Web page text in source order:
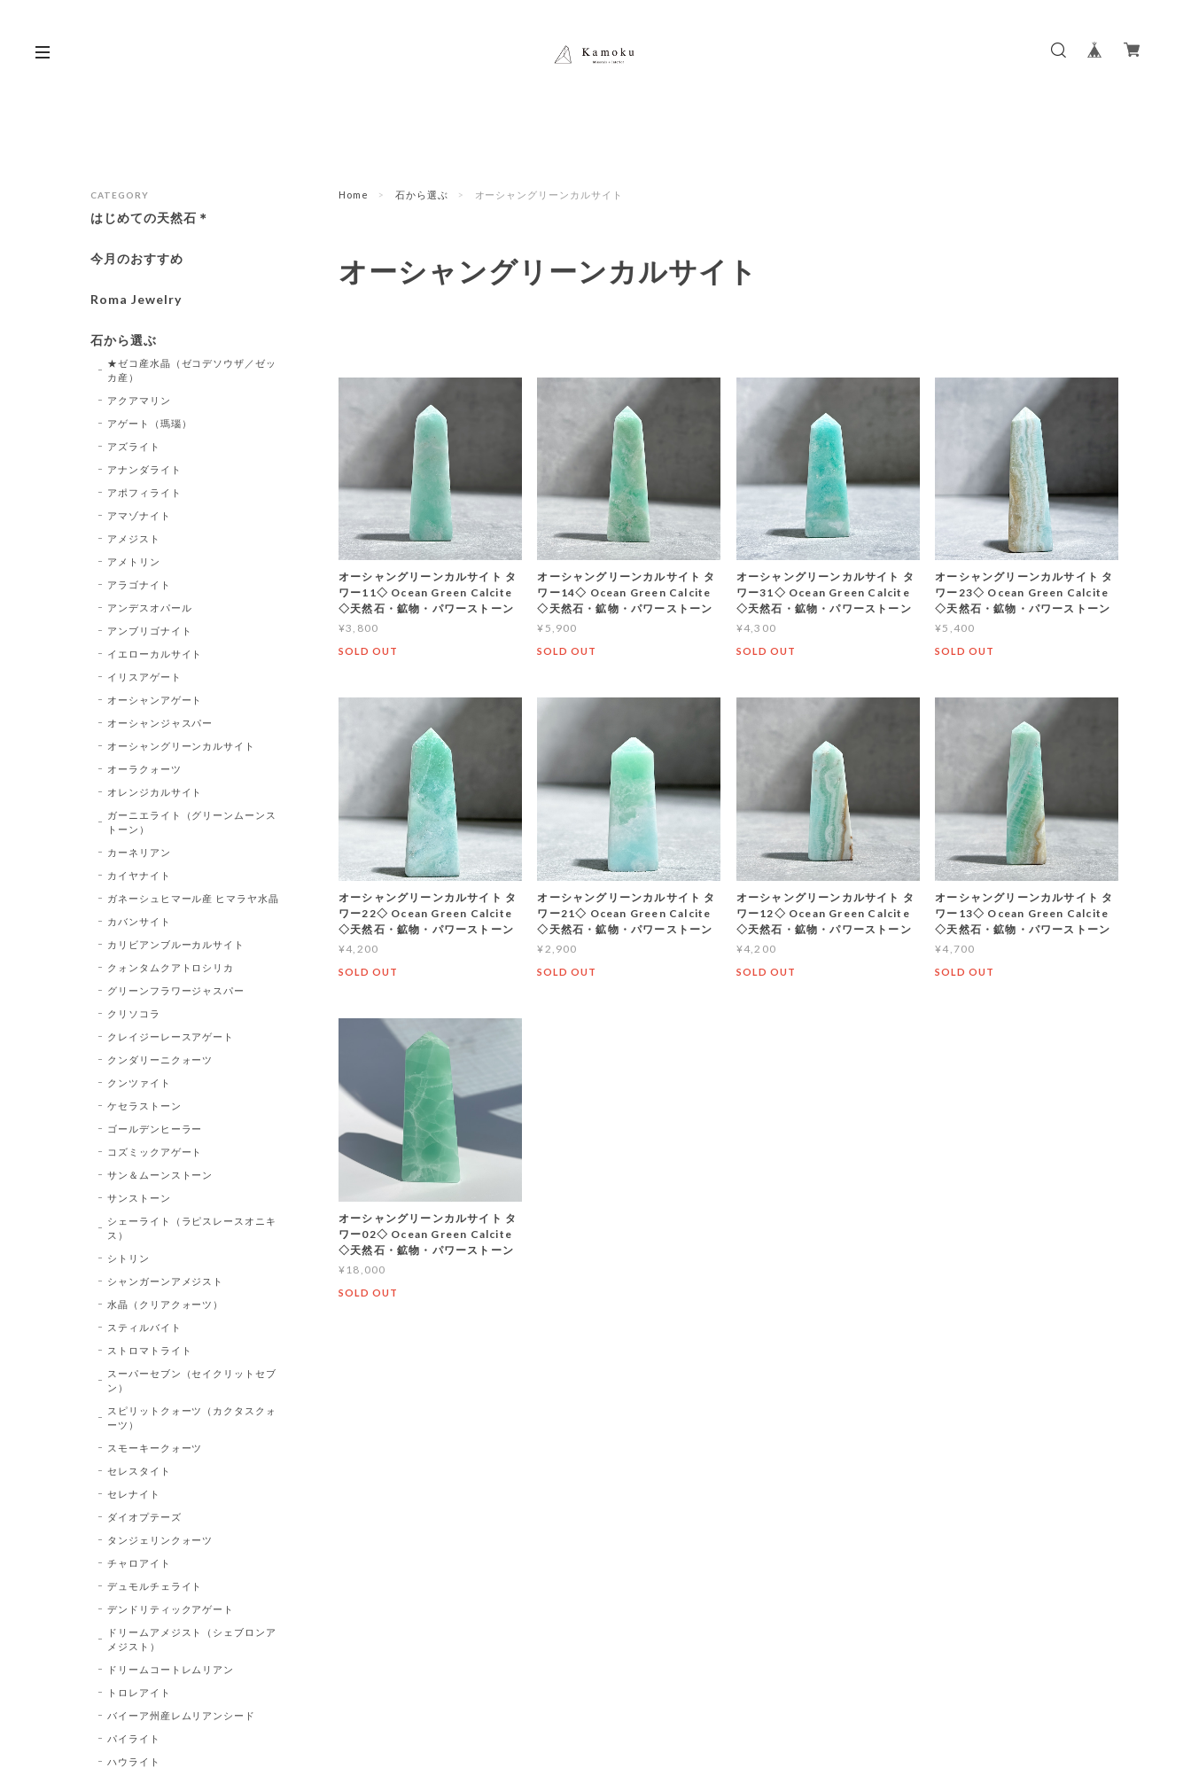
Home 石から選ぶ オーシャングリーンカルサイト
オーシャングリーンカルサイト
オーシャングリーンカルサイト タ
ワー11◇ Ocean Green Calcite
◇天然石・鉱物・パワーストーン
¥3,800
SOLD OUT
オーシャングリーンカルサイト タ
ワー14◇ Ocean Green Calcite
◇天然石・鉱物・パワーストーン
¥5,900
SOLD OUT
オーシャングリーンカルサイト タ
ワー31◇ Ocean Green Calcite
◇天然石・鉱物・パワーストーン
¥4,300
SOLD OUT
オーシャングリーンカルサイト タ
ワー23◇ Ocean Green Calcite
◇天然石・鉱物・パワーストーン
¥5,400
SOLD OUT
オーシャングリーンカルサイト タ
ワー22◇ Ocean Green Calcite
◇天然石・鉱物・パワーストーン
¥4,200
SOLD OUT
オーシャングリーンカルサイト タ
ワー21◇ Ocean Green Calcite
◇天然石・鉱物・パワーストーン
¥2,900
SOLD OUT
オーシャングリーンカルサイト タ
ワー12◇ Ocean Green Calcite
◇天然石・鉱物・パワーストーン
¥4,200
SOLD OUT
オーシャングリーンカルサイト タ
ワー13◇ Ocean Green Calcite
◇天然石・鉱物・パワーストーン
¥4,700
SOLD OUT
オーシャングリーンカルサイト タ
ワー02◇ Ocean Green Calcite
◇天然石・鉱物・パワーストーン
¥18,000
SOLD OUT
CATEGORY
はじめての天然石＊
今月のおすすめ
Roma Jewelry
石から選ぶ
★ゼコ産水晶（ゼコデソウザ／ゼッ
カ産）
アクアマリン
アゲート（瑪瑙）
アズライト
アナンダライト
アポフィライト
アマゾナイト
アメジスト
アメトリン
アラゴナイト
アンデスオパール
アンブリゴナイト
イエローカルサイト
イリスアゲート
オーシャンアゲート
オーシャンジャスパー
オーシャングリーンカルサイト
オーラクォーツ
オレンジカルサイト
ガーニエライト（グリーンムーンス
トーン）
カーネリアン
カイヤナイト
ガネーシュヒマール産 ヒマラヤ水晶
カバンサイト
カリビアンブルーカルサイト
クォンタムクアトロシリカ
グリーンフラワージャスパー
クリソコラ
クレイジーレースアゲート
クンダリーニクォーツ
クンツァイト
ケセラストーン
ゴールデンヒーラー
コズミックアゲート
サン＆ムーンストーン
サンストーン
シェーライト（ラピスレースオニキ
ス）
シトリン
シャンガーンアメジスト
水晶（クリアクォーツ）
スティルバイト
ストロマトライト
スーパーセブン（セイクリットセブ
ン）
スピリットクォーツ（カクタスクォ
ーツ）
スモーキークォーツ
セレスタイト
セレナイト
ダイオプテーズ
タンジェリンクォーツ
チャロアイト
デュモルチェライト
デンドリティックアゲート
ドリームアメジスト（シェブロンア
メジスト）
ドリームコートレムリアン
トロレアイト
バイーア州産レムリアンシード
パイライト
ハウライト